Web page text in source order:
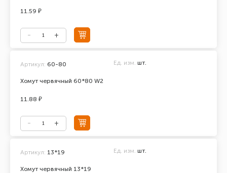
11.59 ₽
Хомут червячный 60*80 W2
Артикул: 60-80 Ед. изм. шт.
11.88 ₽
Хомут червячный 13*19
Артикул: 13*19 Ед. изм. шт.